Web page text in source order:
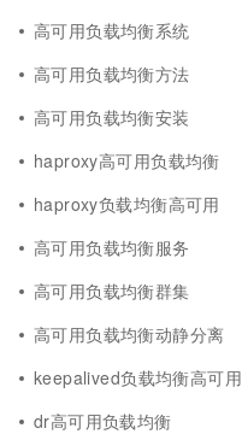
高可用负载均衡系统
高可用负载均衡方法
高可用负载均衡安装
haproxy高可用负载均衡
haproxy负载均衡高可用
高可用负载均衡服务
高可用负载均衡群集
高可用负载均衡动静分离
keepalived负载均衡高可用
dr高可用负载均衡